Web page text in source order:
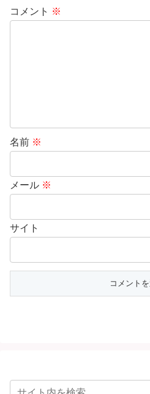
コメント ※
名前 ※
メール ※
サイト